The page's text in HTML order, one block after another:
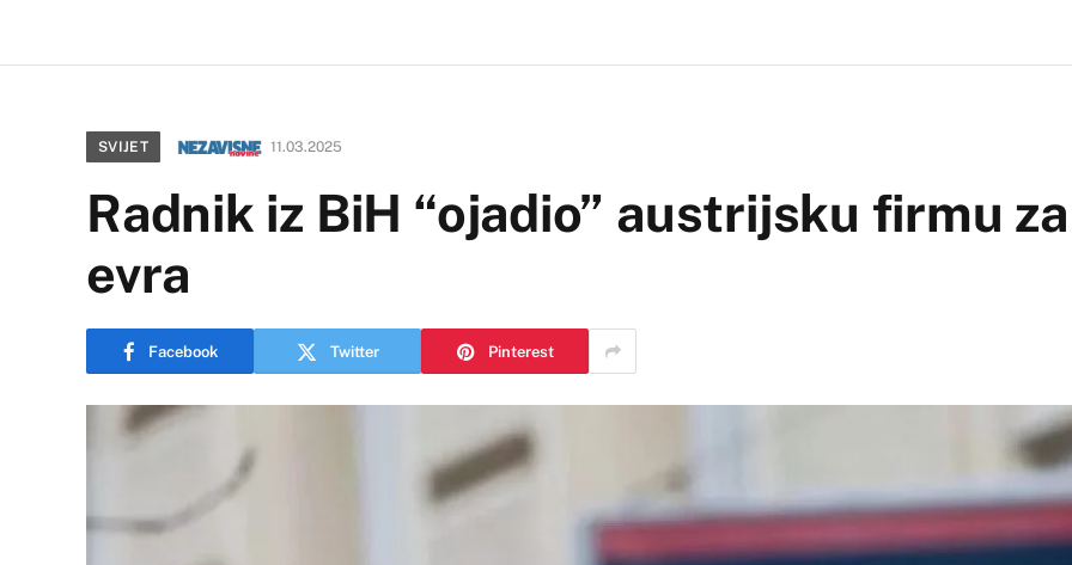
SVIJET 11.03.2025
Radnik iz BiH “ojadio” austrijsku firmu
evra
Facebook Twitter Pinterest